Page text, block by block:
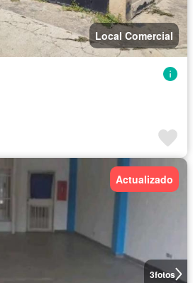
Local Comercial
3fotos
Actualizado